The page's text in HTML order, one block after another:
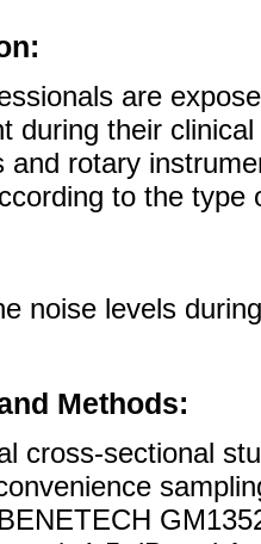
are
during their
and rotary
to the type
noise levels
Methods:
cross-sectional